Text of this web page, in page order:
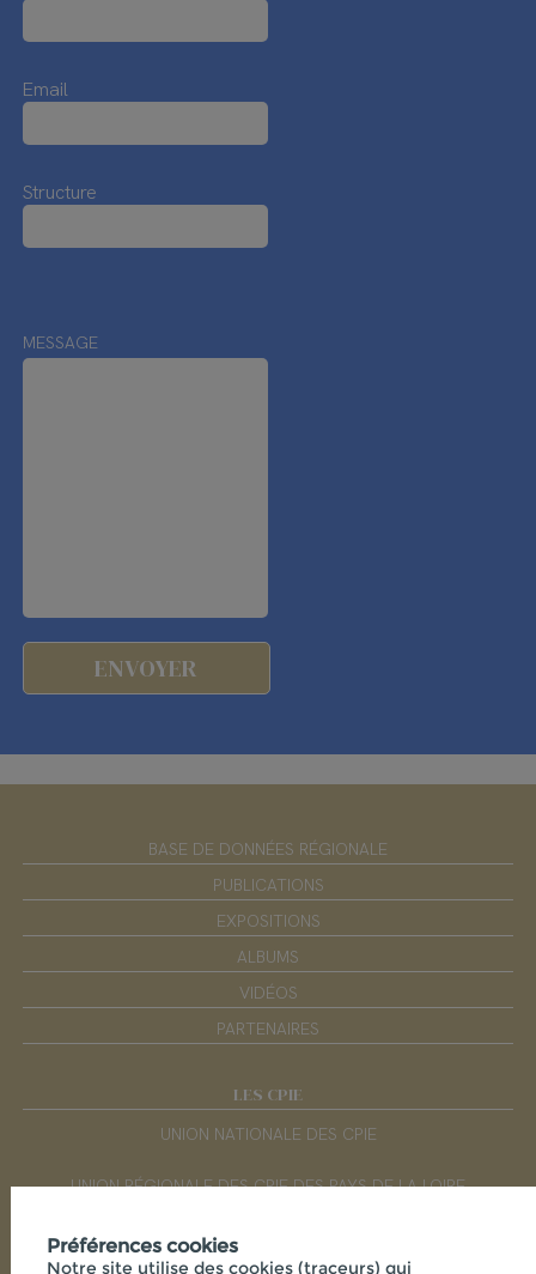
Email
Structure
MESSAGE
BASE DE DONNÉES RÉGIONALE
PUBLICATIONS
EXPOSITIONS
ALBUMS
VIDÉOS
PARTENAIRES
LES CPIE
UNION NATIONALE DES CPIE
UNION RÉGIONALE DES CPIE DES PAYS DE LA LOIRE
RÉSEAUX SOCIAUX
Préférences cookies
Notre site utilise des cookies (traceurs) qui